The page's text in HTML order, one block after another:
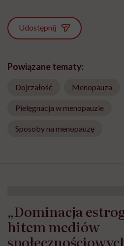
Udostępnij
Powiązane tematy:
Dojrzałość Menopauza
Pielęgnacja w menopauzie
Sposoby na menopauzę
„Dominacja
hitem mediów